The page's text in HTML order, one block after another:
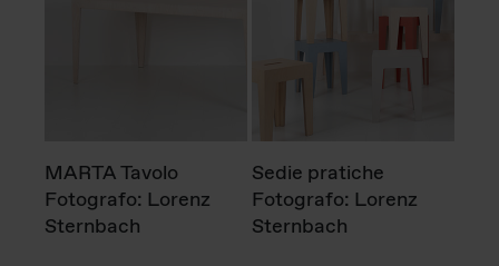
MARTA Tavolo
Fotografo: Lorenz
Sternbach
Sedie pratiche
Fotografo: Lorenz
Sternbach